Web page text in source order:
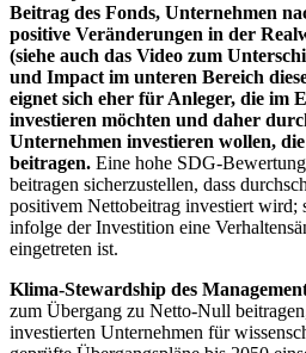
Beitrag des Fonds, Unternehmen
positive Veränderungen in der
(siehe auch das Video zum
und Impact im unteren Bereich
eignet sich eher für Anleger, die im
investieren möchten und daher
Unternehmen investieren wollen,
beitragen. Eine hohe SDG-
beitragen sicherzustellen, dass
positivem Nettobeitrag investiert wird;
infolge der Investition eine
eingetreten ist.
Klima-Stewardship des
zum Übergang zu Netto-Null
investierten Unternehmen für